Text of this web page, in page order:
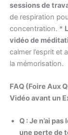
sessions de
de respiration
concentration. *
vidéo de
calmer l’esprit et
la mémorisation.
FAQ (Foire Aux
Vidéo avant un
Q : Je n’ai
une perte de